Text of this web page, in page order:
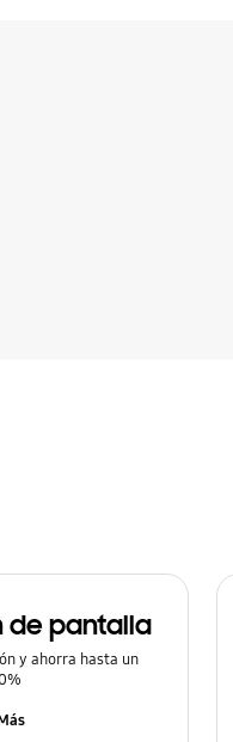
de pantalla
y ahorra hasta un